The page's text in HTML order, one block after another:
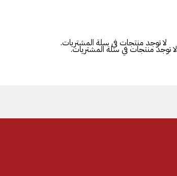
لا توجد منتجات في سلة المشتريات.
لا توجد منتجات في سلة المشتريات.